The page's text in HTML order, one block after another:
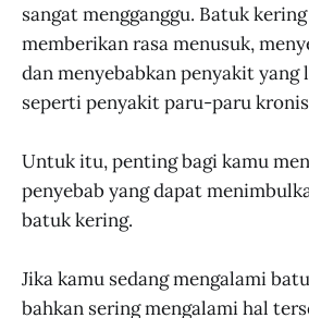
sangat mengganggu. Batuk
memberikan rasa menusuk,
dan menyebabkan penyakit yang
seperti penyakit paru-paru
Untuk itu, penting bagi kamu
penyebab yang dapat
batuk kering.
Jika kamu sedang mengalami
bahkan sering mengalami hal